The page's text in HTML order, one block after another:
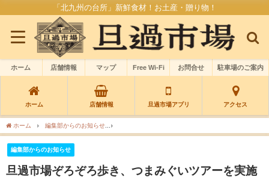
「北九州の台所」新鮮食材！お土産・贈り物！
ホーム 店舗情報 マップ Free Wi-Fi お問合せ 駐車場のご案内
ホーム 店舗情報 旦過市場アプリ アクセス
ホーム 編集部からのお知らせ
編集部からのお知らせ
旦過市場ぞろぞろ歩き、つまみぐいツアーを実施